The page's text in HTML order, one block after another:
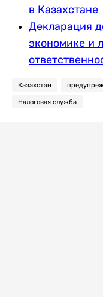
в Казахстане
Декларация
экономике и
Казахстан
Налоговая служба